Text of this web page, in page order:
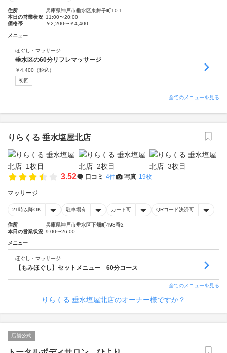
住所
兵庫県神戸市垂水区東舞子町10-1
本日の営業状況 11:00〜20:00
価格帯
￥2,200〜￥4,400
メニュー
ほぐし・マッサージ
垂水区の60分リフレマッサージ
￥4,400 （税込）
初回
全てのメニューを見る
りらくる 垂水塩屋北店
3.52 口コミ 4件 写真 19枚
マッサージ
21時以降OK 駐車場有 カード可 QRコード決済可
住所
兵庫県神戸市垂水区下畑町498番2
本日の営業状況 9:00〜26:00
メニュー
ほぐし・マッサージ
【もみほぐし】セットメニュー 60分コース
全てのメニューを見る
りらくる 垂水塩屋北店のオーナー様ですか？
店舗公式